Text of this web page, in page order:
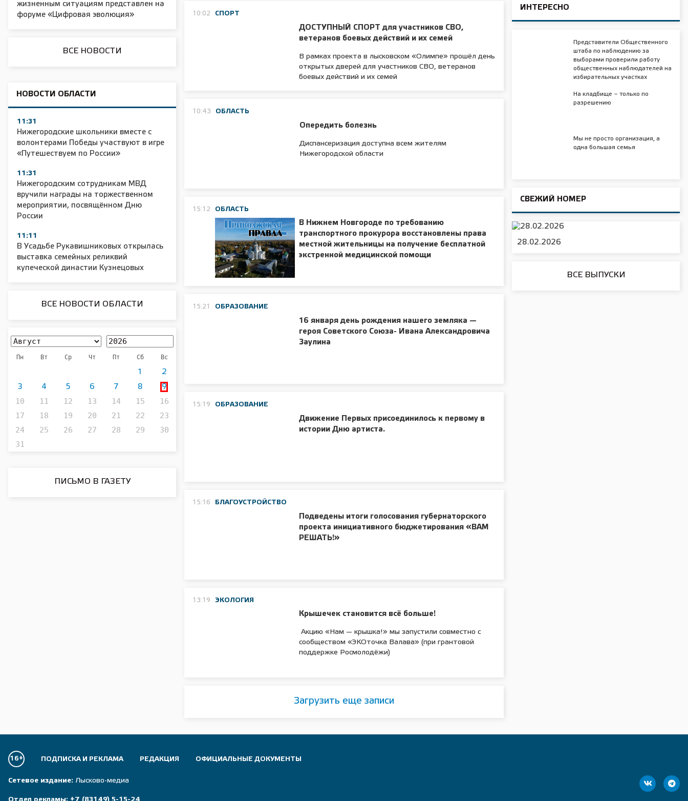
жизненным ситуациям представлен на
форуме «Цифровая эволюция»
ВСЕ НОВОСТИ
НОВОСТИ ОБЛАСТИ
11:31
Нижегородские школьники вместе с
волонтерами Победы участвуют в игре
«Путешествуем по России»
11:31
Нижегородским сотрудникам МВД
вручили награды на торжественном
мероприятии, посвящённом Дню
России
11:11
В Усадьбе Рукавишниковых открылась
выставка семейных реликвий
купеческой династии Кузнецовых
ВСЕ НОВОСТИ ОБЛАСТИ
Пн Вт Ср Чт Пт Сб Вс
1 2
3 4 5 6 7 8 9
10 11 12 13 14 15
16
17
18 19 20 21 22
23
24
25 26 27 28 29
30
31
ПИСЬМО В ГАЗЕТУ
10:02 СПОРТ
ДОСТУПНЫЙ СПОРТ для участников СВО,
ветеранов боевых действий и их семей
В рамках проекта в лысковском «Олимпе» прошёл день
открытых дверей для участников СВО, ветеранов
боевых действий и их семей
10:43 ОБЛАСТЬ
Опередить болезнь
Диспансеризация доступна всем жителям
Нижегородской области
15:12 ОБЛАСТЬ
В Нижнем Новгороде по требованию
транспортного прокурора восстановлены права
местной жительницы на получение бесплатной
экстренной медицинской помощи
15:21 ОБРАЗОВАНИЕ
16 января день рождения нашего земляка —
героя Советского Союза- Ивана Александровича
Заулина
15:19 ОБРАЗОВАНИЕ
Движение Первых присоединилось к первому в
истории Дню артиста.
15:16 БЛАГОУСТРОЙСТВО
Подведены итоги голосования губернаторского
проекта инициативного бюджетирования «ВАМ
РЕШАТЬ!»
13:19 ЭКОЛОГИЯ
Крышечек становится всё больше!
Акцию «Нам — крышка!» мы запустили совместно с
сообществом «ЭКОточка Валава» (при грантовой
поддержке Росмолодёжи)
Загрузить еще записи
ИНТЕРЕСНО
Представители Общественного
штаба по наблюдению за
выборами проверили работу
общественных наблюдателей на
избирательных участках
На кладбище – только по
разрешению
Мы не просто организация, а
одна большая семья
СВЕЖИЙ НОМЕР
28.02.2026
ВСЕ ВЫПУСКИ
16+ ПОДПИСКА И РЕКЛАМА РЕДАКЦИЯ ОФИЦИАЛЬНЫЕ ДОКУМЕНТЫ
Сетевое издание: Лысково-медиа
Отдел рекламы: +7 (83149) 5-15-24